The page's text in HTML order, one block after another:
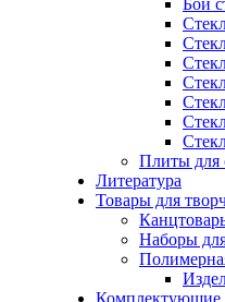
Бой
Плиты для
Литература
Товары для
Наборы
Комплектующие